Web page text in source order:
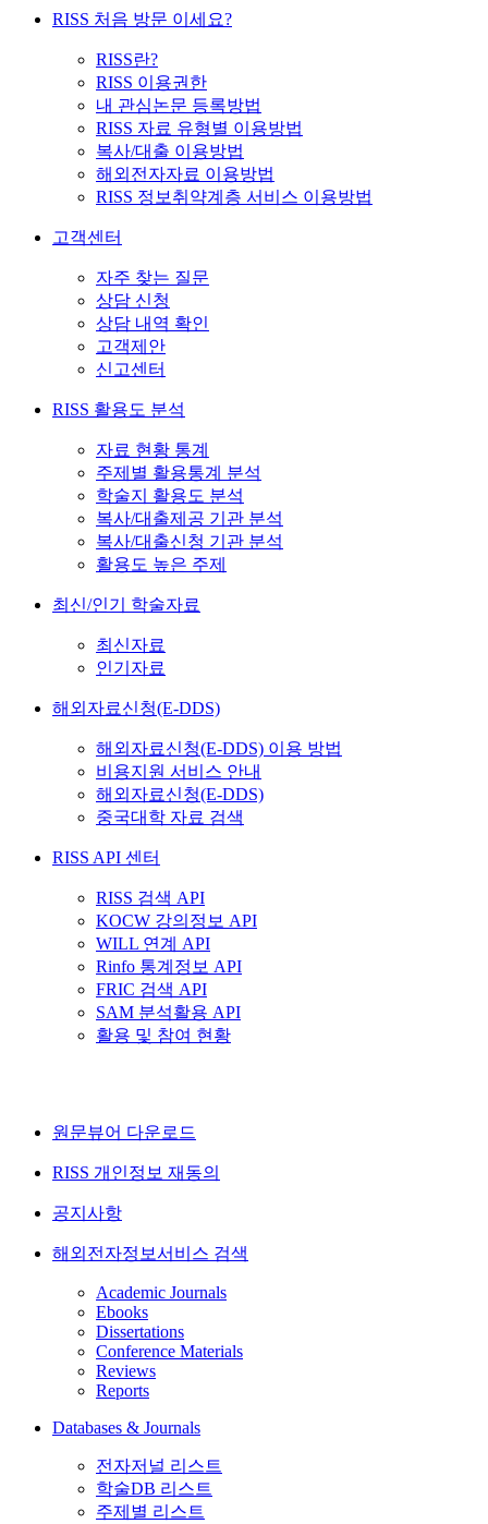
RISS 처음 방문 이세요?
RISS란?
RISS 이용권한
내 관심논문 등록방법
RISS 자료 유형별 이용방법
복사/대출 이용방법
해외전자자료 이용방법
RISS 정보취약계층 서비스 이용방법
고객센터
자주 찾는 질문
상담 신청
상담 내역 확인
고객제안
신고센터
RISS 활용도 분석
자료 현황 통계
주제별 활용통계 분석
학술지 활용도 분석
복사/대출제공 기관 분석
복사/대출신청 기관 분석
활용도 높은 주제
최신/인기 학술자료
최신자료
인기자료
해외자료신청(E-DDS)
해외자료신청(E-DDS) 이용 방법
비용지원 서비스 안내
해외자료신청(E-DDS)
중국대학 자료 검색
RISS API 센터
RISS 검색 API
KOCW 강의정보 API
WILL 연계 API
Rinfo 통계정보 API
FRIC 검색 API
SAM 분석활용 API
활용 및 참여 현황
원문뷰어 다운로드
RISS 개인정보 재동의
공지사항
해외전자정보서비스 검색
Academic Journals
Ebooks
Dissertations
Conference Materials
Reviews
Reports
Databases & Journals
전자저널 리스트
학술DB 리스트
주제별 리스트